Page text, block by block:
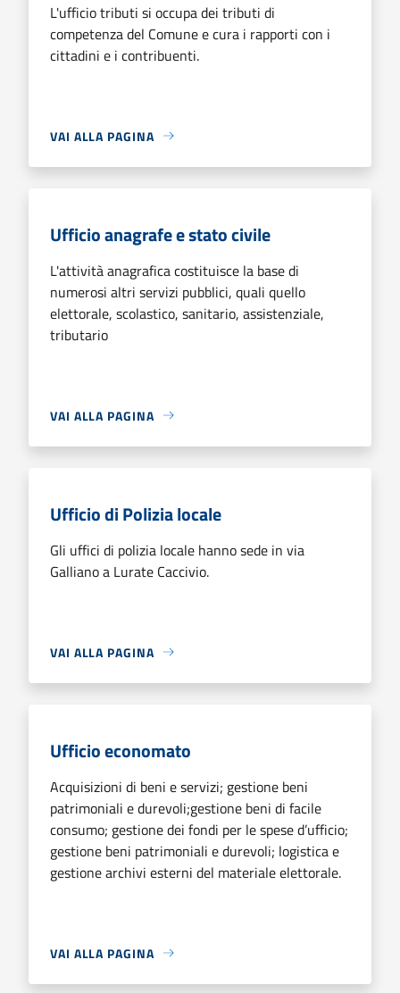
L'ufficio tributi si occupa dei tributi di
competenza del Comune e cura i rapporti con i
cittadini e i contribuenti.
VAI ALLA PAGINA
Ufficio anagrafe e stato civile
L'attività anagrafica costituisce la base di
numerosi altri servizi pubblici, quali quello
elettorale, scolastico, sanitario, assistenziale,
tributario
VAI ALLA PAGINA
Ufficio di Polizia locale
Gli uffici di polizia locale hanno sede in via
Galliano a Lurate Caccivio.
VAI ALLA PAGINA
Ufficio economato
Acquisizioni di beni e servizi; gestione beni
patrimoniali e durevoli;gestione beni di facile
consumo; gestione dei fondi per le spese d’ufficio;
gestione beni patrimoniali e durevoli; logistica e
gestione archivi esterni del materiale elettorale.
VAI ALLA PAGINA